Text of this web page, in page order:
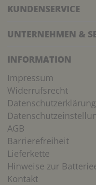
KUNDENSERVICE
UNTERNEHMEN &
INFORMATION
Impressum
Widerrufsrecht
Datenschutzerklärung
AGB
Barrierefreiheit
Lieferkette
Hinweise zur
Kontakt